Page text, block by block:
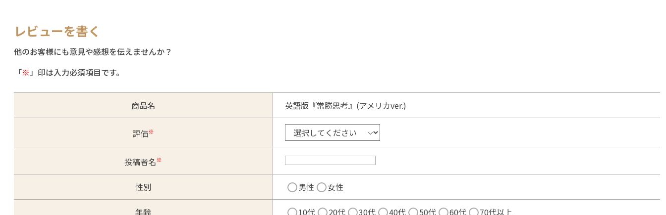
レビューを書く
他のお客様にも意見や感想を伝えませんか？
「※ 」印は入力必須項目です。
商品名 英語版『常勝思考』(アメリカver.)
評価※
投稿者名※
性別 男性 女性
年齢 10代 20代 30代 40代 50代 60代 70代以上